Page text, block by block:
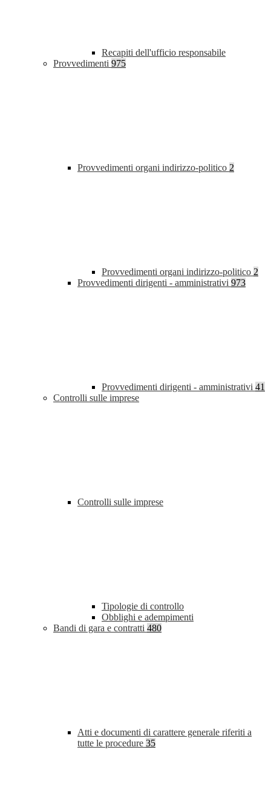
Recapiti dell'ufficio responsabile
Provvedimenti 975
Provvedimenti organi indirizzo-politico 2
Provvedimenti organi indirizzo-politico 2
Provvedimenti dirigenti - amministrativi 973
Provvedimenti dirigenti - amministrativi 41
Controlli sulle imprese
Controlli sulle imprese
Tipologie di controllo
Obblighi e adempimenti
Bandi di gara e contratti 480
Atti e documenti di carattere generale riferiti a
tutte le procedure 35